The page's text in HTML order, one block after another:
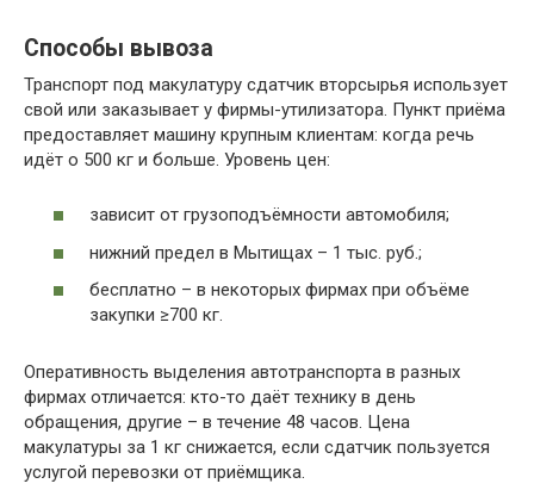
Способы вывоза
Транспорт под макулатуру сдатчик вторсырья использует
свой или заказывает у фирмы-утилизатора. Пункт приёма
предоставляет машину крупным клиентам: когда речь
идёт о 500 кг и больше. Уровень цен:
зависит от грузоподъёмности автомобиля;
нижний предел в Мытищах – 1 тыс. руб.;
бесплатно – в некоторых фирмах при объёме
закупки ≥700 кг.
Оперативность выделения автотранспорта в разных
фирмах отличается: кто-то даёт технику в день
обращения, другие – в течение 48 часов. Цена
макулатуры за 1 кг снижается, если сдатчик пользуется
услугой перевозки от приёмщика.